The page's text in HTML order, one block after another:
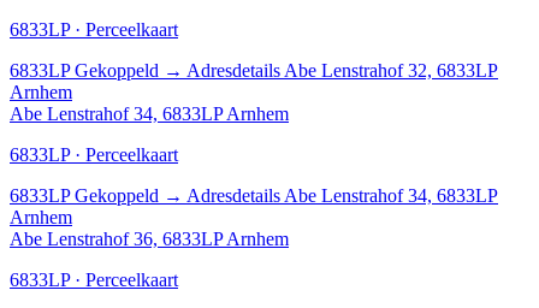
6833LP · Perceelkaart
6833LP Gekoppeld → Adresdetails Abe Lenstrahof 32, 6833LP
Arnhem
Abe Lenstrahof 34, 6833LP Arnhem
6833LP · Perceelkaart
6833LP Gekoppeld → Adresdetails Abe Lenstrahof 34, 6833LP
Arnhem
Abe Lenstrahof 36, 6833LP Arnhem
6833LP · Perceelkaart